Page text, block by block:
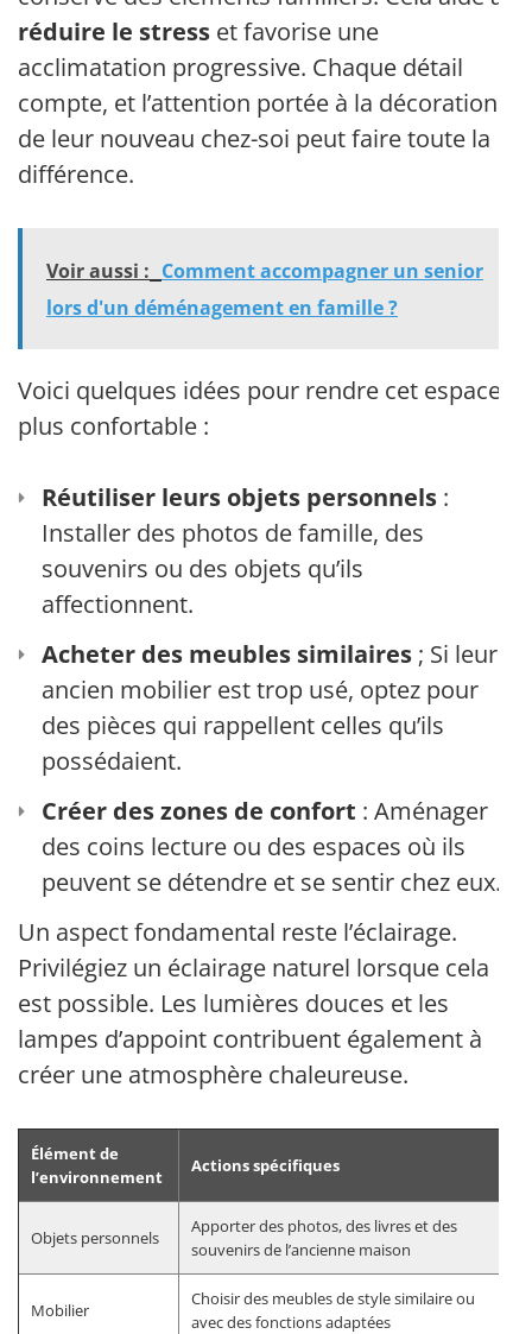
réduire le stress et favorise une
acclimatation progressive. Chaque détail
compte, et l’attention portée à la décoration
de leur nouveau chez-soi peut faire toute la
différence.
Voir aussi : Comment accompagner un senior
lors d'un déménagement en famille ?
Voici quelques idées pour rendre cet espace
plus confortable :
Réutiliser leurs objets personnels :
Installer des photos de famille, des
souvenirs ou des objets qu’ils
affectionnent.
Acheter des meubles similaires ; Si leur
ancien mobilier est trop usé, optez pour
des pièces qui rappellent celles qu’ils
possédaient.
Créer des zones de confort : Aménager
des coins lecture ou des espaces où ils
peuvent se détendre et se sentir chez eux.
Un aspect fondamental reste l’éclairage.
Privilégiez un éclairage naturel lorsque cela
est possible. Les lumières douces et les
lampes d’appoint contribuent également à
créer une atmosphère chaleureuse.
Élément de
l’environnement
Actions spécifiques
Objets personnels
Apporter des photos, des livres et des
souvenirs de l’ancienne maison
Mobilier
Choisir des meubles de style similaire ou
avec des fonctions adaptées